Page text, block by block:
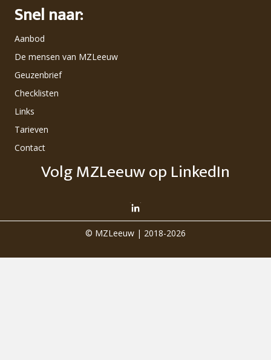
Snel naar:
Aanbod
De mensen van MZLeeuw
Geuzenbrief
Checklisten
Links
Tarieven
Contact
Volg MZLeeuw op LinkedIn
© MZLeeuw | 2018-2026